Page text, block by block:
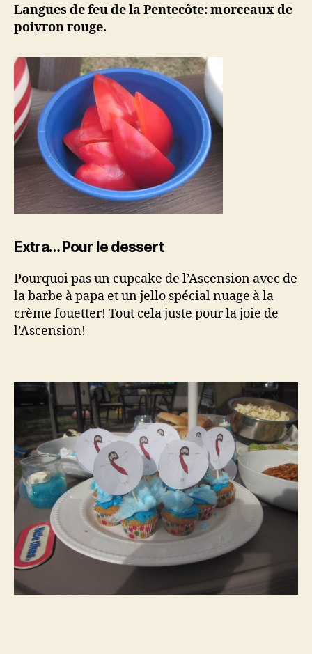
Langues de feu de la Pentecôte: morceaux de
poivron rouge.
Extra… Pour le dessert
Pourquoi pas un cupcake de l’Ascension avec de
la barbe à papa et un jello spécial nuage à la
crème fouetter! Tout cela juste pour la joie de
l’Ascension!